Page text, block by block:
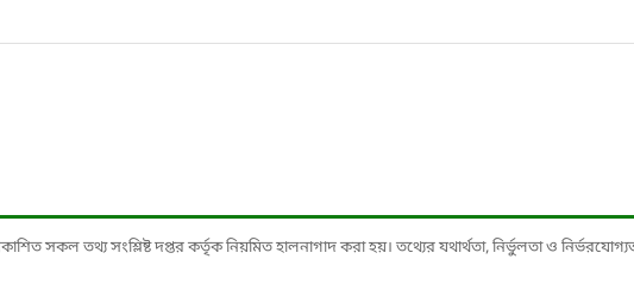
সকল তথ্য সংশ্লিষ্ট দপ্তর কর্তৃক নিয়মিত হালনাগাদ করা হয়। তথ্যের যথার্থতা, নির্ভুলতা ও নির্ভরযোগ্যতা